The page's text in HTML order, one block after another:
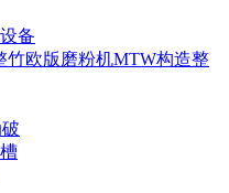
备
竹欧版磨粉机MTW构造整